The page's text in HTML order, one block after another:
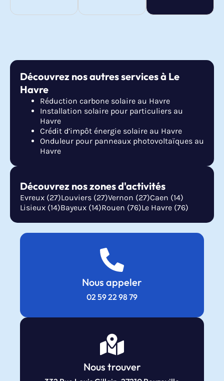
Découvrez nos autres services à Le
Havre
Réduction carbone solaire au Havre
Installation solaire pour particuliers au
Havre
Crédit d’impôt énergie solaire au Havre
Onduleur pour panneaux photovoltaïques au
Havre
Découvrez nos zones d'activités
Evreux (27)Louviers (27)Vernon (27)Caen (14)
Lisieux (14)Bayeux (14)Rouen (76)Le Havre (76)
Nous appeler
02 59 22 98 79
Nous trouver